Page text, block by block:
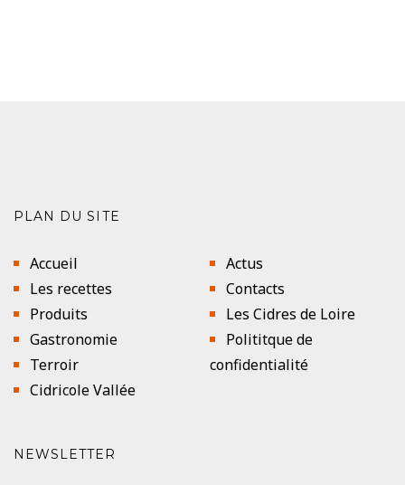
PLAN DU SITE
Accueil
Les recettes
Produits
Gastronomie
Terroir
Cidricole Vallée
Actus
Contacts
Les Cidres de Loire
Polititque de
confidentialité
NEWSLETTER